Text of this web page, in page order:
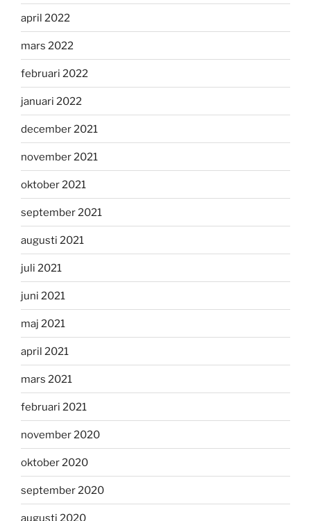
april 2022
mars 2022
februari 2022
januari 2022
december 2021
november 2021
oktober 2021
september 2021
augusti 2021
juli 2021
juni 2021
maj 2021
april 2021
mars 2021
februari 2021
november 2020
oktober 2020
september 2020
augusti 2020